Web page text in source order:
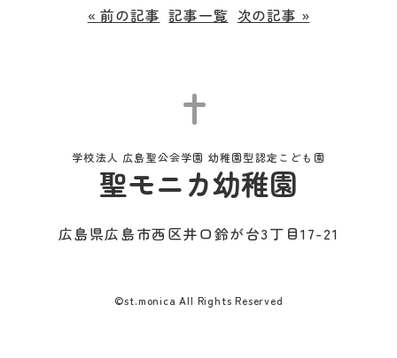
« 前の記事 記事一覧 次の記事 »
学校法人 広島聖公会学園 幼稚園型認定こども園
聖モニカ幼稚園
広島県広島市西区井口鈴が台3丁目17-21
©st.monica All Rights Reserved